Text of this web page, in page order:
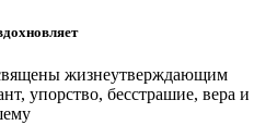
жизнеутверждающим
упорство, бесстрашие, вера и